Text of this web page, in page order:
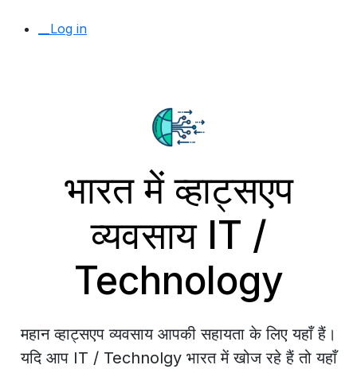
__Log in
भारत में व्हाट्सएप
व्यवसाय IT /
Technology
महान व्हाट्सएप व्यवसाय आपकी सहायता के लिए यहाँ हैं।
यदि आप IT / Technolgy भारत में खोज रहे हैं तो यहाँ